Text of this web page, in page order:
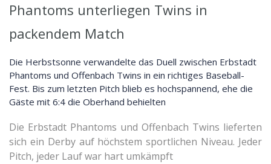
Phantoms unterliegen Twins in
packendem Match
Die Herbstsonne verwandelte das Duell zwischen Erbstadt
Phantoms und Offenbach Twins in ein richtiges Baseball-
Fest. Bis zum letzten Pitch blieb es hochspannend, ehe die
Gäste mit 6:4 die Oberhand behielten
Die Erbstadt Phantoms und Offenbach Twins lieferten
sich ein Derby auf höchstem sportlichen Niveau. Jeder
Pitch, jeder Lauf war hart umkämpft